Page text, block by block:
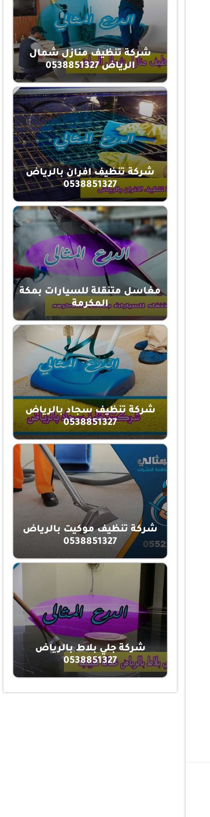
شركة تنظيف منازل شمال
الرياض 0538851327
شركة تنظيف افران بالرياض
0538851327
مغاسل متنقلة للسيارات بمكة
المكرمة
شركة تنظيف سجاد بالرياض
0538851327
شركة تنظيف موكيت بالرياض
0538851327
شركة جلي بلاط بالرياض
0538851327